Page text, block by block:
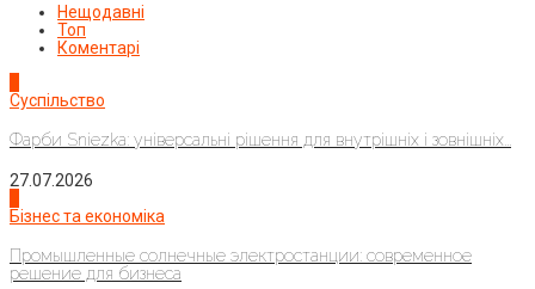
Нещодавні
Топ
Коментарі
Суспільство
Фарби Sniezka: універсальні рішення для внутрішніх і зовнішніх...
27.07.2026
Бізнес та економіка
Промышленные солнечные электростанции: современное
решение для бизнеса